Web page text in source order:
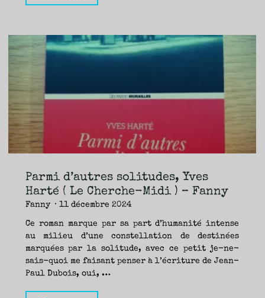
de
Philibert
Humm
Fanny"
Parmi d’autres solitudes, Yves
Harté ( Le Cherche-Midi ) – Fanny
Fanny 11 décembre 2024
Ce roman marque par sa part d’humanité intense
au milieu d’une constellation de destinées
marquées par la solitude, avec ce petit je-ne-
sais-quoi me faisant penser à l’écriture de Jean-
Paul Dubois, oui, …